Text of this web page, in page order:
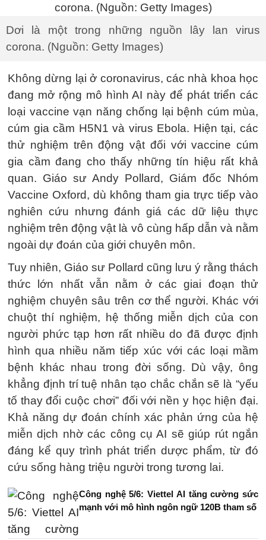
Dơi là một trong những nguồn lây lan virus
corona. (Nguồn: Getty Images)
Không dừng lại ở coronavirus, các nhà khoa học
đang mở rộng mô hình AI này để phát triển các
loại vaccine vạn năng chống lại bệnh cúm mùa,
cúm gia cầm H5N1 và virus Ebola. Hiện tại, các
thử nghiệm trên động vật đối với vaccine cúm
gia cầm đang cho thấy những tín hiệu rất khả
quan. Giáo sư Andy Pollard, Giám đốc Nhóm
Vaccine Oxford, dù không tham gia trực tiếp vào
nghiên cứu nhưng đánh giá các dữ liệu thực
nghiệm trên động vật là vô cùng hấp dẫn và nằm
ngoài dự đoán của giới chuyên môn.
Tuy nhiên, Giáo sư Pollard cũng lưu ý rằng thách
thức lớn nhất vẫn nằm ở các giai đoạn thử
nghiệm chuyên sâu trên cơ thể người. Khác với
chuột thí nghiệm, hệ thống miễn dịch của con
người phức tạp hơn rất nhiều do đã được định
hình qua nhiều năm tiếp xúc với các loại mầm
bệnh khác nhau trong đời sống. Dù vậy, ông
khẳng định trí tuệ nhân tạo chắc chắn sẽ là “yếu
tố thay đổi cuộc chơi” đối với nền y học hiện đại.
Khả năng dự đoán chính xác phản ứng của hệ
miễn dịch nhờ các công cụ AI sẽ giúp rút ngắn
đáng kể quy trình phát triển dược phẩm, từ đó
cứu sống hàng triệu người trong tương lai.
Công nghệ 5/6: Viettel AI tăng cường sức
mạnh với mô hình ngôn ngữ 120B tham số